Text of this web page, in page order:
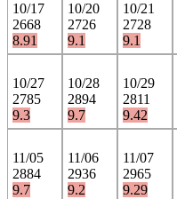
10/17
2668
8.91
10/20
2726
9.1
10/21
2728
9.1
10/27
2785
9.3
10/28
2894
9.7
10/29
2811
9.42
11/05
2884
9.7
11/06
2936
9.2
11/07
2965
9.29